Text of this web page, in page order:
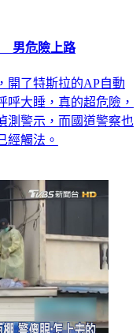
男危險上路
開了特斯拉的AP自動
大睡，真的超危險，
測警示，而國道警察也
經觸法。